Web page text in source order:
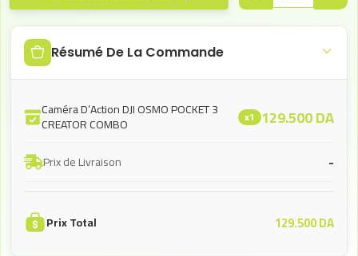
Résumé De La Commande
Caméra D’Action DJI OSMO POCKET 3
CREATOR COMBO x1 129.500DA
Prix de Livraison -
Prix Total 129.500DA